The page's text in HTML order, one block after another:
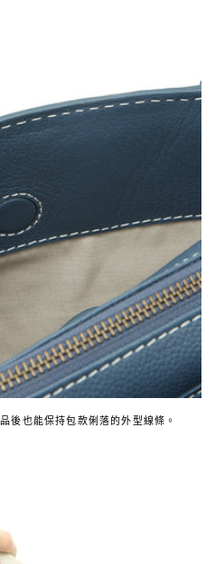
後也能保持包款俐落的外型線條。